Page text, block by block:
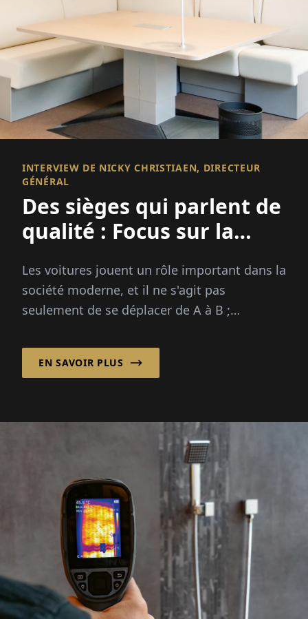
INTERVIEW DE NICKY CHRISTIAEN, DIRECTEUR
GÉNÉRAL
Des sièges qui parlent de
qualité : Focus sur la
Les voitures jouent un rôle important dans la
société moderne, et il ne s'agit pas
seulement de se déplacer de A à B ;
pour une expérience de conduite confortable
EN SAVOIR PLUS